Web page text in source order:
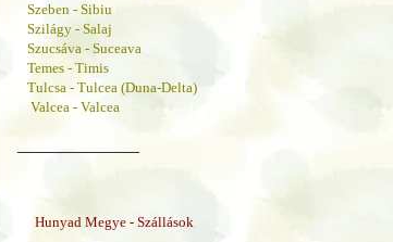
Szeben - Sibiu
Szilágy - Salaj
Szucsáva - Suceava
Temes - Timis
Tulcsa - Tulcea (Duna-Delta)
Valcea - Valcea
Hunyad Megye - Szállások